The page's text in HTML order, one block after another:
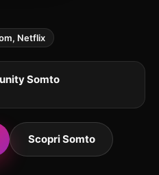
Netflix
Somto
Scopri Somto